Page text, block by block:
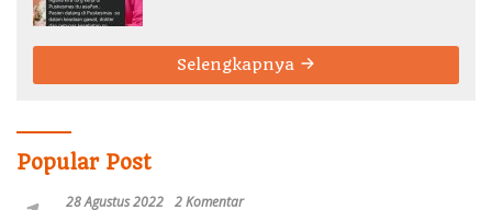
Selengkapnya
Popular Post
28 Agustus 2022 2 Komentar